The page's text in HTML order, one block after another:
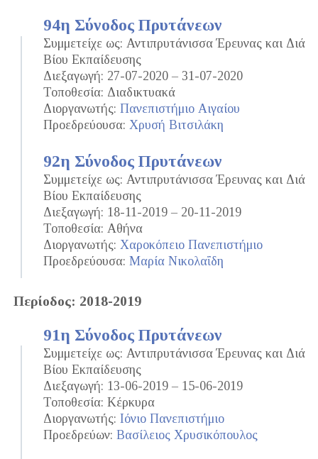
94η Σύνοδος Πρυτάνεων
Συμμετείχε ως: Αντιπρυτάνισσα Έρευνας και Διά
Βίου Εκπαίδευσης
Διεξαγωγή: 27-07-2020 – 31-07-2020
Τοποθεσία: Διαδικτυακά
Διοργανωτής: Πανεπιστήμιο Αιγαίου
Προεδρεύουσα: Χρυσή Βιτσιλάκη
92η Σύνοδος Πρυτάνεων
Συμμετείχε ως: Αντιπρυτάνισσα Έρευνας και Διά
Βίου Εκπαίδευσης
Διεξαγωγή: 18-11-2019 – 20-11-2019
Τοποθεσία: Αθήνα
Διοργανωτής: Χαροκόπειο Πανεπιστήμιο
Προεδρεύουσα: Μαρία Νικολαΐδη
Περίοδος: 2018-2019
91η Σύνοδος Πρυτάνεων
Συμμετείχε ως: Αντιπρυτάνισσα Έρευνας και Διά
Βίου Εκπαίδευσης
Διεξαγωγή: 13-06-2019 – 15-06-2019
Τοποθεσία: Κέρκυρα
Διοργανωτής: Ιόνιο Πανεπιστήμιο
Προεδρεύων: Βασίλειος Χρυσικόπουλος